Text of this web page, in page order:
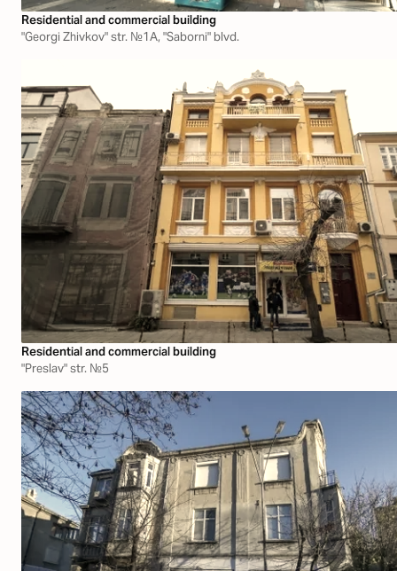
Residential and commercial building
"Georgi Zhivkov" str. №1А, "Saborni" blvd.
Residential and commercial building
"Preslav" str. №5